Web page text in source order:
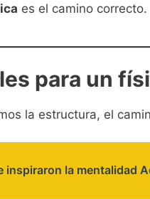
es el camino correcto.
para un
la estructura, el
inspiraron la mentalidad